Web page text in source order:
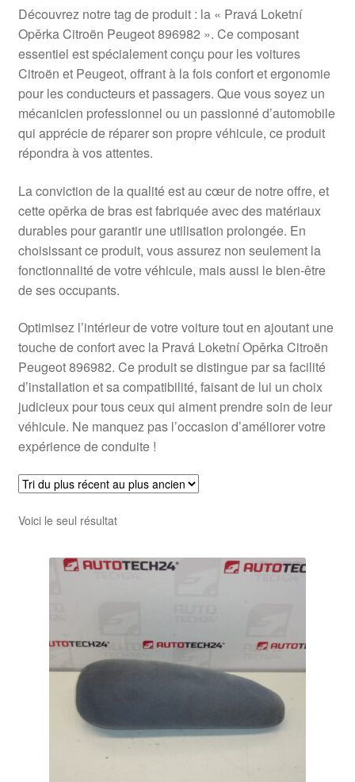
Livraison internationale
Mon compte
Paiements
Panier
Politique de confidentialité
Procédure de Réclamation
Découvrez notre tag de produit : la « Pravá Loketní
Opěrka Citroën Peugeot 896982 ». Ce composant
essentiel est spécialement conçu pour les voitures
Citroën et Peugeot, offrant à la fois confort et ergonomie
pour les conducteurs et passagers. Que vous soyez un
mécanicien professionnel ou un passionné d’automobile
qui apprécie de réparer son propre véhicule, ce produit
répondra à vos attentes.
La conviction de la qualité est au cœur de notre offre, et
cette opěrka de bras est fabriquée avec des matériaux
durables pour garantir une utilisation prolongée. En
choisissant ce produit, vous assurez non seulement la
fonctionnalité de votre véhicule, mais aussi le bien-être
de ses occupants.
Optimisez l’intérieur de votre voiture tout en ajoutant une
touche de confort avec la Pravá Loketní Opěrka Citroën
Peugeot 896982. Ce produit se distingue par sa facilité
d’installation et sa compatibilité, faisant de lui un choix
judicieux pour tous ceux qui aiment prendre soin de leur
véhicule. Ne manquez pas l’occasion d’améliorer votre
expérience de conduite !
Voici le seul résultat